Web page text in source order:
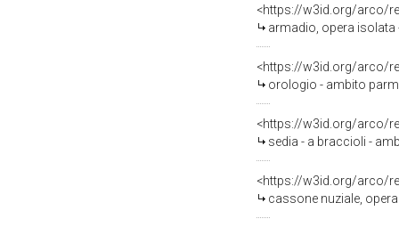
<https://w3id.org/arco/
armadio, opera isolata
<https://w3id.org/arco/
orologio - ambito
<https://w3id.org/arco/
sedia - a braccioli -
<https://w3id.org/arco/
cassone nuziale,